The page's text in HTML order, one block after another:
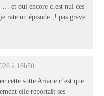
… et oui encore c,est nul ces
rate un épisode ,! pas grave
à 18h50
cette sotte Ariane c’est que
elle reportait ses